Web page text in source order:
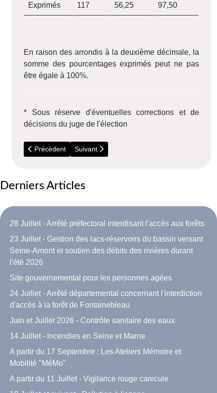
Exprimés 117 56,25 97,50
En raison des arrondis à la deuxième décimale, la
somme des pourcentages exprimés peut ne pas
être égale à 100%.
* Sous réserve d'éventuelles corrections et de
décisions du juge de l'élection
Article précédent : 20 Juin 2021 - Résultat des élections
Précédent Article suivant : 15 et 22 Mars 2020 -
Suivant
Derniers Articles
28 Juillet - Arrêté préfectoral interdisant l'accès aux forêts
23 Juillet - Gestion des lacs-réservoirs du bassin versant
Seine-Amont et soutien des débits des rivières durant
l'été 2026
Site gouvernemental pour les personnes agées
24 Juillet - Arrêté départemental concernant l'interdiction
d'accès à la forêt de Fontainebleau
Juin et Juillet 2026 - Contrôle sanitaire des eaux
14 Juillet - Incendies en Seine et Marne
A partir du 17 Septembre : Les Ateliers Mémoire et
Mobilité "MéMo"
A partir du 11 Juillet - Vigilance rouge canicule